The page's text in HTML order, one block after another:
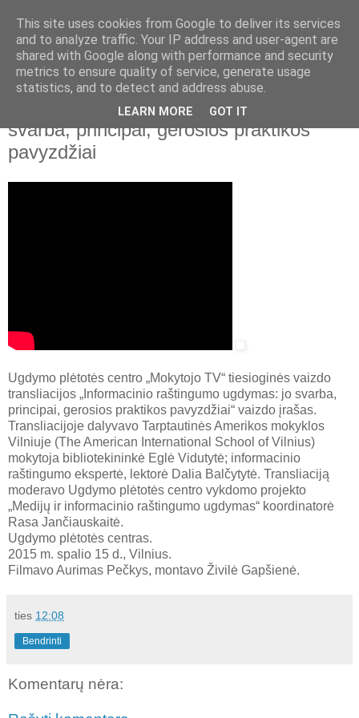
2015 m. spalio 23 d., penktadienis
Informacinio raštingumo ugdymas: jo
svarba, principai, gerosios praktikos
pavyzdžiai
Ugdymo plėtotės centro „Mokytojo TV“ tiesioginės vaizdo
transliacijos „Informacinio raštingumo ugdymas: jo svarba,
principai, gerosios praktikos pavyzdžiai“ vaizdo įrašas.
Transliacijoje dalyvavo Tarptautinės Amerikos mokyklos
Vilniuje (The American International School of Vilnius)
mokytoja bibliotekininkė Eglė Vidutytė; informacinio
raštingumo ekspertė, lektorė Dalia Balčytytė. Transliaciją
moderavo Ugdymo plėtotės centro vykdomo projekto
„Medijų ir informacinio raštingumo ugdymas“ koordinatorė
Rasa Jančiauskaitė.
Ugdymo plėtotės centras.
2015 m. spalio 15 d., Vilnius.
Filmavo Aurimas Pečkys, montavo Živilė Gapšienė.
ties 12:08
Bendrinti
Komentarų nėra:
This site uses cookies from Google to deliver its services
and to analyze traffic. Your IP address and user-agent are
shared with Google along with performance and security
metrics to ensure quality of service, generate usage
statistics, and to detect and address abuse.
LEARN MORE GOT IT